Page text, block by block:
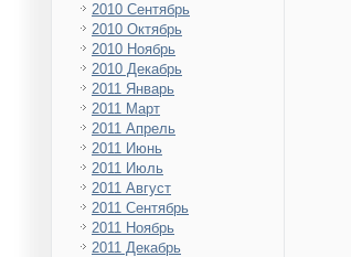
2010 Сентябрь
2010 Октябрь
2010 Ноябрь
2010 Декабрь
2011 Январь
2011 Март
2011 Апрель
2011 Июнь
2011 Июль
2011 Август
2011 Сентябрь
2011 Ноябрь
2011 Декабрь